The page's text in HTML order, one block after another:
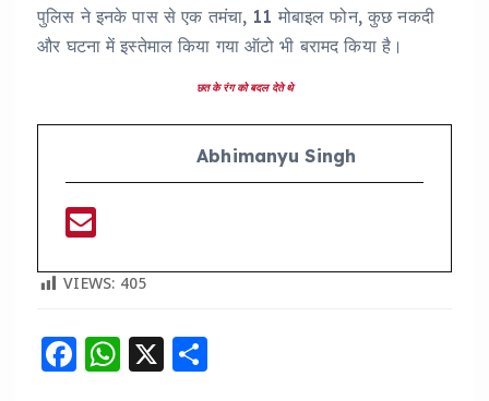
पुलिस ने इनके पास से एक तमंचा, 11 मोबाइल फोन, कुछ नकदी
और घटना में इस्तेमाल किया गया ऑटो भी बरामद किया है।
छत के रंग को बदल देते थे
Abhimanyu Singh
VIEWS: 405
F
W X